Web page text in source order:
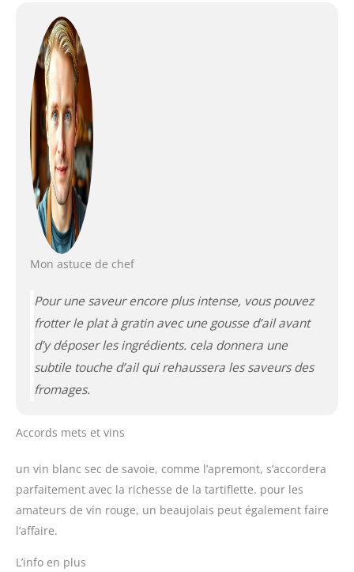
Mon astuce de chef
Pour une saveur encore plus intense, vous pouvez
frotter le plat à gratin avec une gousse d’ail avant
d’y déposer les ingrédients. cela donnera une
subtile touche d’ail qui rehaussera les saveurs des
fromages.
Accords mets et vins
un vin blanc sec de savoie, comme l’apremont, s’accordera
parfaitement avec la richesse de la tartiflette. pour les
amateurs de vin rouge, un beaujolais peut également faire
l’affaire.
L’info en plus